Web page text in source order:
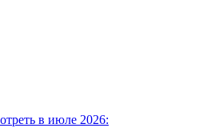
в июле 2026: